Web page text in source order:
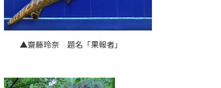
▲齋藤玲奈 題名「果報者」